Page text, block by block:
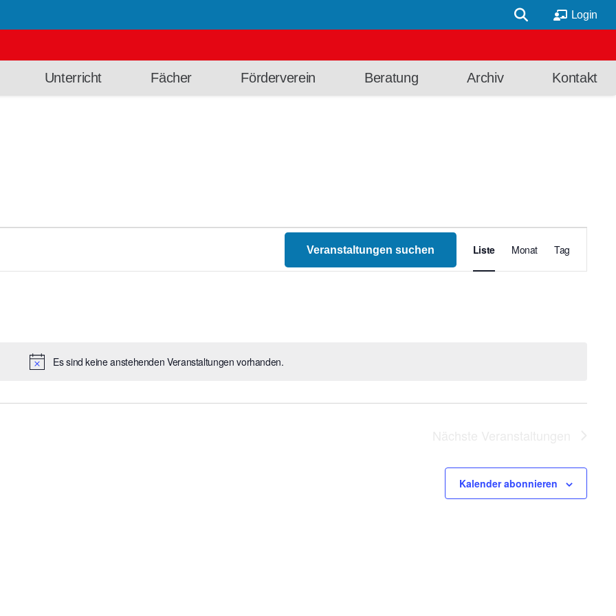
Login
Unterricht Fächer Förderverein Beratung Archiv Kontakt
Hinweis
Es sind keine anstehenden Veranstaltungen vorhanden.
Ansichtennavigation Veranstaltungen suchen Liste Monat Tag
Kalender abonnieren